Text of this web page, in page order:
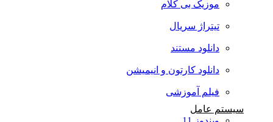
موزیک بی کلام
تیتراژ سریال
دانلود مستند
دانلود کارتون و انیمیشن
فیلم آموزشی
عامل